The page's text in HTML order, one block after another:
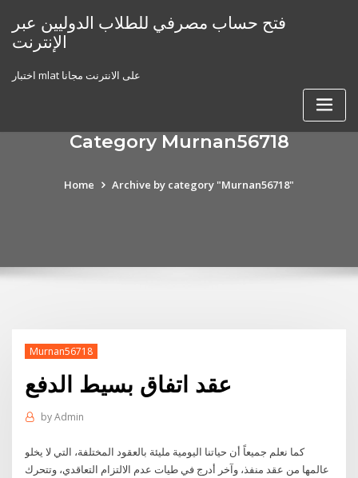
content
فتح حساب مصرفي للطلاب الدوليين عبر
الإنترنت
اختبار mlat على الانترنت مجانا
Category Murnan56718
Home Archive by category "Murnan56718"
Murnan56718
عقد اتفاق بسيط الدفع
byAdmin
كما نعلم جميعاً أن حياتنا اليومية مليئة بالعقود المختلفة، التي لا يخلو
عالمها من عقد منفذ، وآخر أدرج في طيات عدم الالتزام التعاقدي، وتتحرك